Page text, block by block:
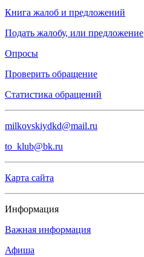
Книга жалоб и предложений
Подать жалобу, или предложение
Опросы
Проверить обращение
Статистика обращений
milkovskiydkd@mail.ru
to_klub@bk.ru
Карта сайта
Информация
Важная информация
Афиша